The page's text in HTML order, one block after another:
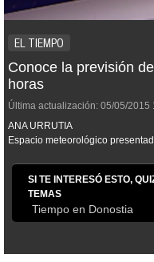
EL TIEMPO
Conoce la previsión
horas
Última actualización: 05/05/2015
ANA URRUTIA
Espacio meteorológico
SI TE INTERESÓ ESTO,
TEMAS
Tiempo en Donostia